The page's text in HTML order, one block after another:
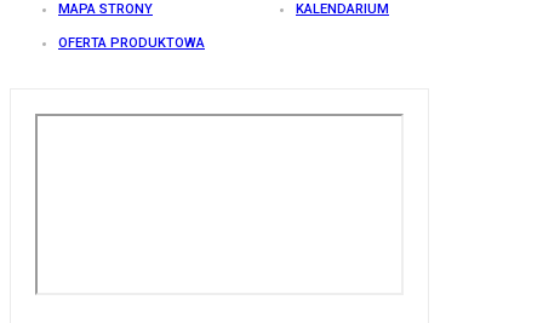
MAPA STRONY KALENDARIUM
OFERTA PRODUKTOWA